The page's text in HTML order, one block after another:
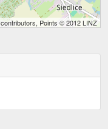
contributors, Points © 2012 LINZ